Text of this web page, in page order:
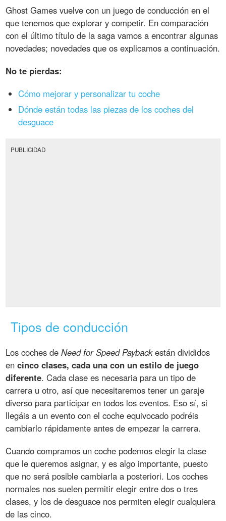
Ghost Games vuelve con un juego de conducción en el
que tenemos que explorar y competir. En comparación
con el último título de la saga vamos a encontrar algunas
novedades; novedades que os explicamos a continuación.
No te pierdas:
Cómo mejorar y personalizar tu coche
Dónde están todas las piezas de los coches del
desguace
PUBLICIDAD
Tipos de conducción
Los coches deNeed for Speed Paybackestán divididos
encinco clases, cada una con un estilo de juego
diferente. Cada clase es necesaria para un tipo de
carrera u otro, así que necesitaremos tener un garaje
diverso para participar en todos los eventos. Eso sí, si
llegáis a un evento con el coche equivocado podréis
cambiarlo rápidamente antes de empezar la carrera.
Cuando compramos un coche podemos elegir la clase
que le queremos asignar, y es algo importante, puesto
que no será posible cambiarla a posteriori. Los coches
normales nos suelen permitir elegir entre dos o tres
clases, y los de desguace nos permiten elegir cualquiera
de las cinco.